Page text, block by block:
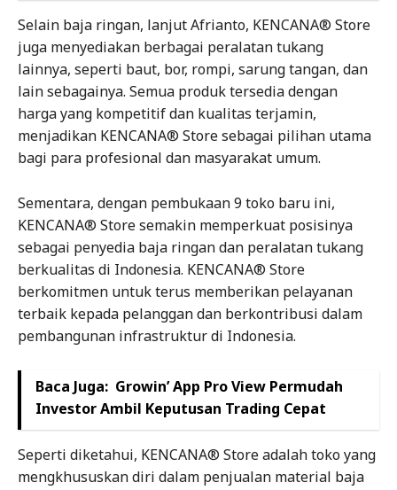
Selain baja ringan, lanjut Afrianto, KENCANA® Store
juga menyediakan berbagai peralatan tukang
lainnya, seperti baut, bor, rompi, sarung tangan, dan
lain sebagainya. Semua produk tersedia dengan
harga yang kompetitif dan kualitas terjamin,
menjadikan KENCANA® Store sebagai pilihan utama
bagi para profesional dan masyarakat umum.
Sementara, dengan pembukaan 9 toko baru ini,
KENCANA® Store semakin memperkuat posisinya
sebagai penyedia baja ringan dan peralatan tukang
berkualitas di Indonesia. KENCANA® Store
berkomitmen untuk terus memberikan pelayanan
terbaik kepada pelanggan dan berkontribusi dalam
pembangunan infrastruktur di Indonesia.
Baca Juga: Growin’ App Pro View Permudah
Investor Ambil Keputusan Trading Cepat
Seperti diketahui, KENCANA® Store adalah toko yang
mengkhususkan diri dalam penjualan material baja